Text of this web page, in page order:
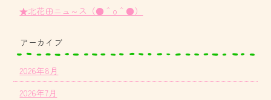
★北花田ニュ～ス（●＾o＾●）
アーカイブ
2026年8月
2026年7月